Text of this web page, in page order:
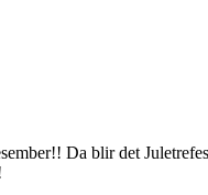
Da blir det